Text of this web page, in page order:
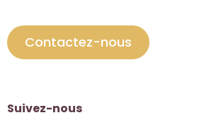
Contactez-nous
Suivez-nous